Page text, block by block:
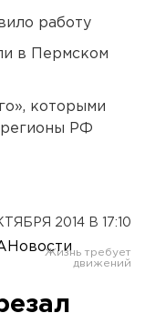
работу
в Пермском
которыми
регионы РФ
2014 В 17:10